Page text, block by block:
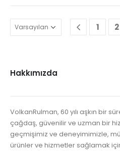
1 2
Hakkımızda
VolkanRulman, 60 yılı aşkın bir
çağdaş, güvenilir ve uzman bir
geçmişimiz ve deneyimimizle,
ürünler ve hizmetler sağlamak